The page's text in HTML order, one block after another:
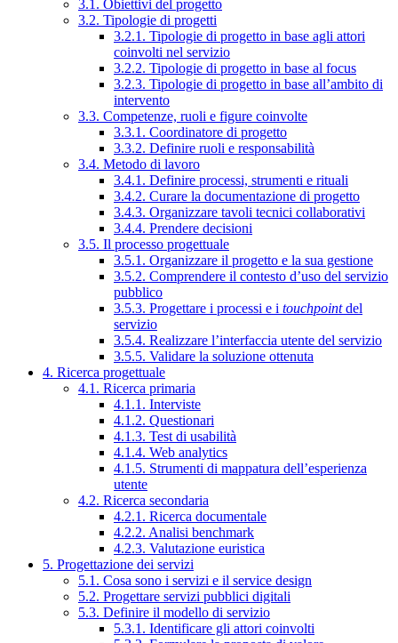
3.1. Obiettivi del progetto
3.2. Tipologie di progetti
3.2.1. Tipologie di progetto in base agli attori
coinvolti nel servizio
3.2.2. Tipologie di progetto in base al focus
3.2.3. Tipologie di progetto in base all’ambito di
intervento
3.3. Competenze, ruoli e figure coinvolte
3.3.1. Coordinatore di progetto
3.3.2. Definire ruoli e responsabilità
3.4. Metodo di lavoro
3.4.1. Definire processi, strumenti e rituali
3.4.2. Curare la documentazione di progetto
3.4.3. Organizzare tavoli tecnici collaborativi
3.4.4. Prendere decisioni
3.5. Il processo progettuale
3.5.1. Organizzare il progetto e la sua gestione
3.5.2. Comprendere il contesto d’uso del servizio
pubblico
3.5.3. Progettare i processi e i touchpointdel
servizio
3.5.4. Realizzare l’interfaccia utente del servizio
3.5.5. Validare la soluzione ottenuta
4. Ricerca progettuale
4.1. Ricerca primaria
4.1.1. Interviste
4.1.2. Questionari
4.1.3. Test di usabilità
4.1.4. Web analytics
4.1.5. Strumenti di mappatura dell’esperienza
utente
4.2. Ricerca secondaria
4.2.1. Ricerca documentale
4.2.2. Analisi benchmark
4.2.3. Valutazione euristica
5. Progettazione dei servizi
5.1. Cosa sono i servizi e il service design
5.2. Progettare servizi pubblici digitali
5.3. Definire il modello di servizio
5.3.1. Identificare gli attori coinvolti